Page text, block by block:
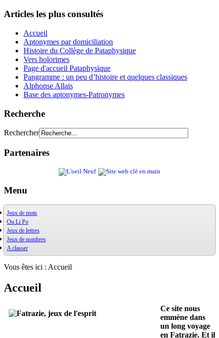
Articles les plus consultés
Accueil
Aptonymes par domiciliation
Histoire du Collège de Pataphysique
Vers holorimes
Page d'accueil Pataphysique
Pangramme : un peu d’histoire et quelques classiques
Alphonse Allais
Base des aptonymes-Patronymes
Recherche
Rechercher
Partenaires
Menu
Jeux de mots
OuXPo
Contrepets
Palindromes
Jeux de mots divers
Récréamots
Glossaire des figures de style
Anaphore
Ou Li Po
OuLiPo
Base de la Bibliothèque Oulipienne
Oulipiens
G. Perec
Bibliographie
Ecrit par des oulipiens
Jeux de lettres
Jeux de nombres
Ludimath
Base Ludimath
Ludimaths : bibliographie
Carrés magiques
Jouez carré
A classer
Vous êtes ici : Accueil
Accueil
Ce site nous
emmène dans
un long voyage
en Fatrazie. Et il